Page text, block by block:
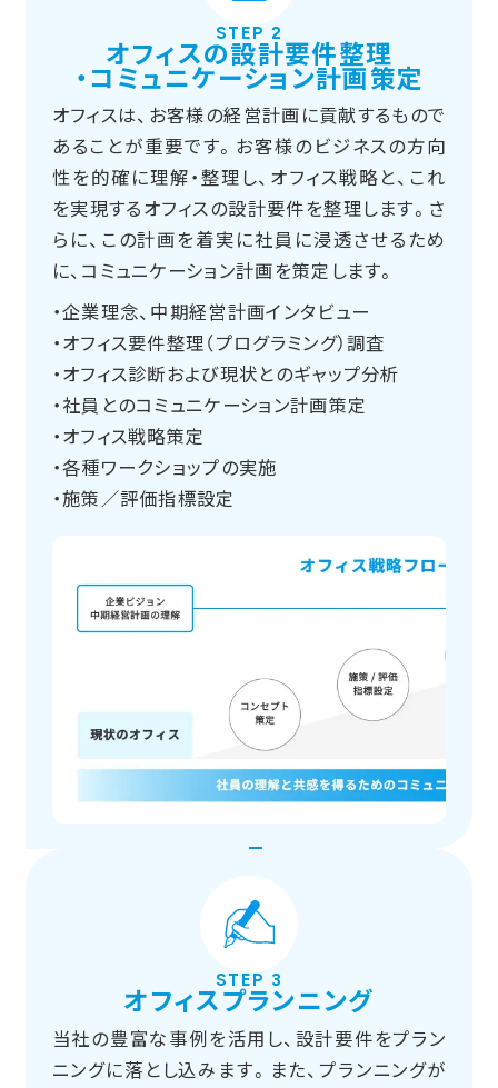
STEP 2
オフィスの設計要件整理
・コミュニケーション計画策定
オフィスは、お客様の経営計画に貢献するもので
あることが重要です。お客様のビジネスの方向
性を的確に理解・整理し、オフィス戦略と、これ
を実現するオフィスの設計要件を整理します。さ
らに、この計画を着実に社員に浸透させるため
に、コミュニケーション計画を策定します。
・企業理念、中期経営計画インタビュー
・オフィス要件整理（プログラミング）調査
・オフィス診断および現状とのギャップ分析
・社員とのコミュニケーション計画策定
・オフィス戦略策定
・各種ワークショップの実施
・施策／評価指標設定
STEP 3
オフィスプランニング
当社の豊富な事例を活用し、設計要件をプラン
ニングに落とし込みます。また、プランニングが